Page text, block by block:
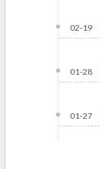
02-19
01-28
01-27